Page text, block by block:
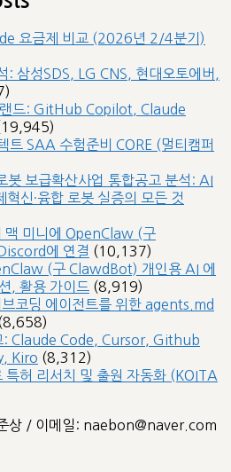
요금제 비교 (2026년 2/4분기)
: 삼성SDS, LG CNS, 현대오토에버,
드: GitHub Copilot, Claude
트 SAA 수험준비 CORE (멀티캠퍼
보급확산사업 통합공고 분석: AI
혁신·융합 로봇 실증의 모든 것
맥 미니에 OpenClaw (구
에 연결 (10,137)
(구 ClawdBot) 개인용 AI 에
, 활용 가이드 (8,919)
코딩 에이전트를 위한 agents.md
: Claude Code, Cursor, Github
Kiro (8,312)
특허 리서치 및 출원 자동화 (KOITA
상 / 이메일: naebon@naver.com